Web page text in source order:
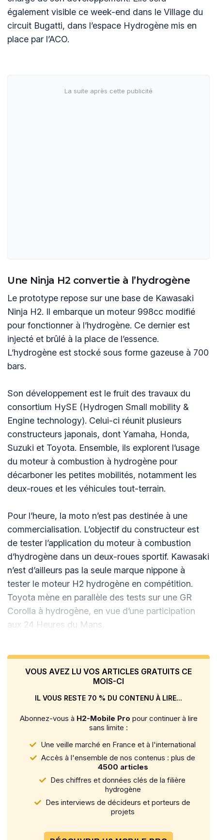
également visible ce week-end dans le Village du
circuit Bugatti, dans l’espace Hydrogène mis en
place par l’ACO.
Une Ninja H2 convertie à l’hydrogène
Le prototype repose sur une base de Kawasaki
Ninja H2. Il embarque un moteur 998cc modifié
pour fonctionner à l’hydrogène. Ce dernier est
injecté et brûlé à la place de l’essence.
L’hydrogène est stocké sous forme gazeuse à 700
bars.
Son développement est le fruit des travaux du
consortium HySE (Hydrogen Small mobility &
Engine technology). Celui-ci réunit plusieurs
constructeurs japonais, dont Yamaha, Honda,
Suzuki et Toyota. Ensemble, ils explorent l’usage
du moteur à combustion à hydrogène pour
décarboner les petites mobilités, notamment les
deux-roues et les véhicules tout-terrain.
Pour l’heure, la moto n’est pas destinée à une
commercialisation. L’objectif du constructeur est
de tester l’application du moteur à combustion
d’hydrogène dans un deux-roues sportif. Kawasaki
n’est d’ailleurs pas la seule marque nippone à
tester le moteur H2 hydrogène en compétition.
Toyota mène en parallèle des tests sur une GR
Corolla à hydrogène, en vue d’une participation
aux 24 Heures du Mans.
VOUS AVEZ LU VOS ARTICLES GRATUITS CE
MOIS-CI
IL VOUS RESTE 70 % DU CONTENU À LIRE...
Abonnez-vous à H2-Mobile Pro pour continuer à lire
sans limite :
Une veille marché en France et à l'international
Accès à l'ensemble de nos contenus : plus de
4500 articles
Des chiffres et données clés de la filière
hydrogène
Des interviews de décideurs et porteurs de
projets